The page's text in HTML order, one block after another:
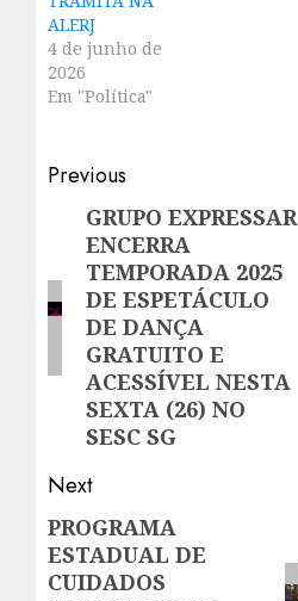
ALERJ
4 de junho de
2026
Em "Política"
Post
navigation
Previous
Previous
post:
GRUPO EXPRESSAR
ENCERRA
TEMPORADA 2025
DE ESPETÁCULO
DE DANÇA
GRATUITO E
ACESSÍVEL NESTA
SEXTA (26) NO
SESC SG
Next
Next
post:
PROGRAMA
ESTADUAL DE
CUIDADOS